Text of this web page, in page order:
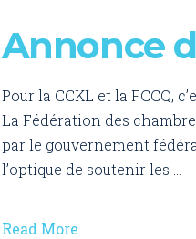
Annonce
Pour la CCKL et la FCCQ,
La Fédération des
par le gouvernement
l’optique de soutenir les …
Read More